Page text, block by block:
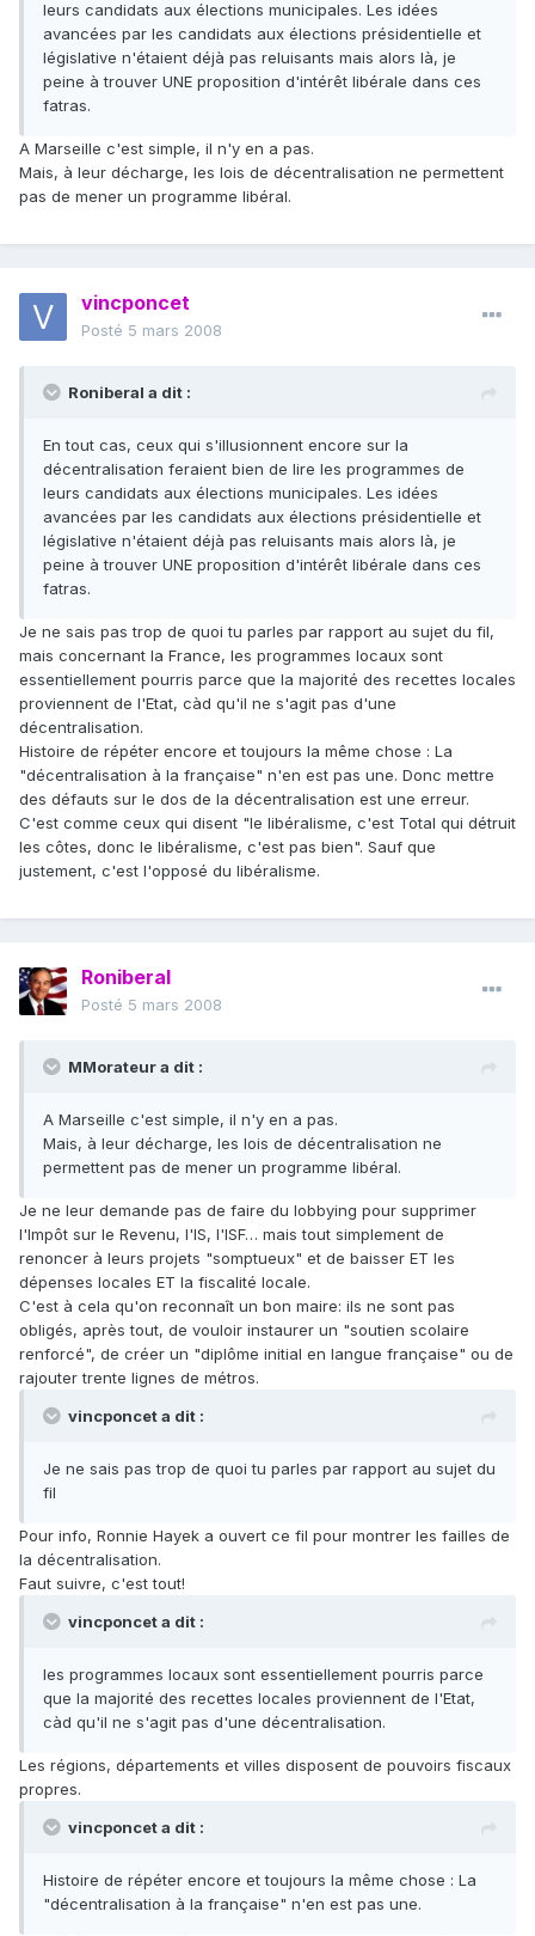
leurs candidats aux élections municipales. Les idées
avancées par les candidats aux élections présidentielle et
législative n'étaient déjà pas reluisants mais alors là, je
peine à trouver UNE proposition d'intérêt libérale dans ces
fatras.
A Marseille c'est simple, il n'y en a pas.
Mais, à leur décharge, les lois de décentralisation ne permettent
pas de mener un programme libéral.
vincponcet
Posté 5 mars 2008
Roniberal a dit :
En tout cas, ceux qui s'illusionnent encore sur la
décentralisation feraient bien de lire les programmes de
leurs candidats aux élections municipales. Les idées
avancées par les candidats aux élections présidentielle et
législative n'étaient déjà pas reluisants mais alors là, je
peine à trouver UNE proposition d'intérêt libérale dans ces
fatras.
Je ne sais pas trop de quoi tu parles par rapport au sujet du fil,
mais concernant la France, les programmes locaux sont
essentiellement pourris parce que la majorité des recettes locales
proviennent de l'Etat, càd qu'il ne s'agit pas d'une
décentralisation.
Histoire de répéter encore et toujours la même chose : La
"décentralisation à la française" n'en est pas une. Donc mettre
des défauts sur le dos de la décentralisation est une erreur.
C'est comme ceux qui disent "le libéralisme, c'est Total qui détruit
les côtes, donc le libéralisme, c'est pas bien". Sauf que
justement, c'est l'opposé du libéralisme.
Roniberal
Posté 5 mars 2008
MMorateur a dit :
A Marseille c'est simple, il n'y en a pas.
Mais, à leur décharge, les lois de décentralisation ne
permettent pas de mener un programme libéral.
Je ne leur demande pas de faire du lobbying pour supprimer
l'Impôt sur le Revenu, l'IS, l'ISF… mais tout simplement de
renoncer à leurs projets "somptueux" et de baisser ET les
dépenses locales ET la fiscalité locale.
C'est à cela qu'on reconnaît un bon maire: ils ne sont pas
obligés, après tout, de vouloir instaurer un "soutien scolaire
renforcé", de créer un "diplôme initial en langue française" ou de
rajouter trente lignes de métros.
vincponcet a dit :
Je ne sais pas trop de quoi tu parles par rapport au sujet du
fil
Pour info, Ronnie Hayek a ouvert ce fil pour montrer les failles de
la décentralisation.
Faut suivre, c'est tout!
vincponcet a dit :
les programmes locaux sont essentiellement pourris parce
que la majorité des recettes locales proviennent de l'Etat,
càd qu'il ne s'agit pas d'une décentralisation.
Les régions, départements et villes disposent de pouvoirs fiscaux
propres.
vincponcet a dit :
Histoire de répéter encore et toujours la même chose : La
"décentralisation à la française" n'en est pas une.